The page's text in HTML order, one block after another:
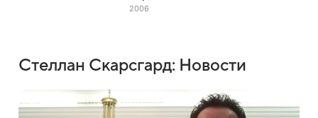
2006
Стеллан Скарсгард: Новости